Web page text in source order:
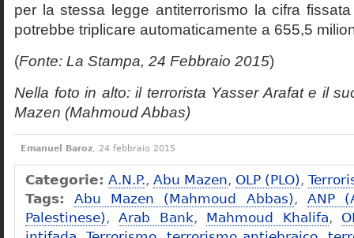
per la stessa legge antiterrorismo la cifra
potrebbe triplicare automaticamente a 655,5
(Fonte: La Stampa, 24 Febbraio 2015)
Nella foto in alto: il terrorista Yasser Arafat e il
Mazen (Mahmoud Abbas)
Emanuel Baroz, 24 febbraio 2015
Categorie: A.N.P., Abu Mazen, OLP (PLO),
Tags:
Abu Mazen (Mahmoud Abbas), ANP
Palestinese),Arab Bank, Mahmoud Khalifa,